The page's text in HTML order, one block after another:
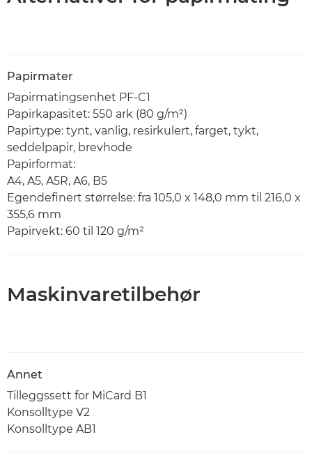
Papirmater
Papirmatingsenhet PF-C1
Papirkapasitet: 550 ark (80 g/m²)
Papirtype: tynt, vanlig, resirkulert, farget, tykt,
seddelpapir, brevhode
Papirformat:
A4, A5, A5R, A6, B5
Egendefinert størrelse: fra 105,0 x 148,0 mm til 216,0 x
355,6 mm
Papirvekt: 60 til 120 g/m²
Maskinvaretilbehør
Annet
Tilleggssett for MiCard B1
Konsolltype V2
Konsolltype AB1